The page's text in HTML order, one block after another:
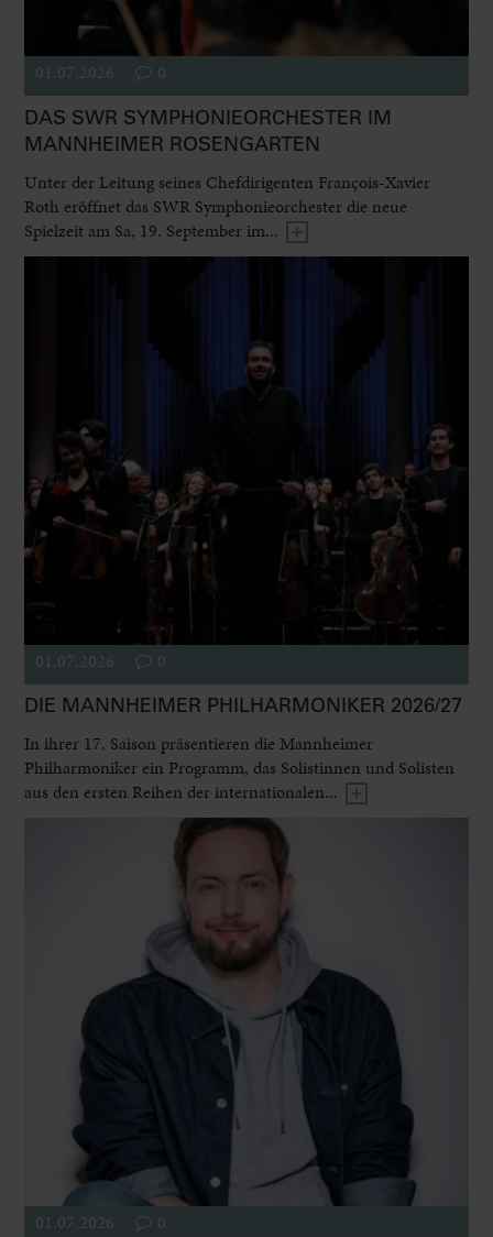
01.07.2026 0
DAS SWR SYMPHONIEORCHESTER IM
MANNHEIMER ROSENGARTEN
Unter der Leitung seines Chefdirigenten François-Xavier
Roth eröffnet das SWR Symphonieorchester die neue
Spielzeit am Sa, 19. September im...
01.07.2026 0
DIE MANNHEIMER PHILHARMONIKER 2026/27
In ihrer 17. Saison präsentieren die Mannheimer
Philharmoniker ein Programm, das Solistinnen und Solisten
aus den ersten Reihen der internationalen...
01.07.2026 0